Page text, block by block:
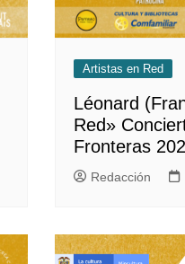
Artistas en Red
Léonard
Red»
Fronteras
Redacción